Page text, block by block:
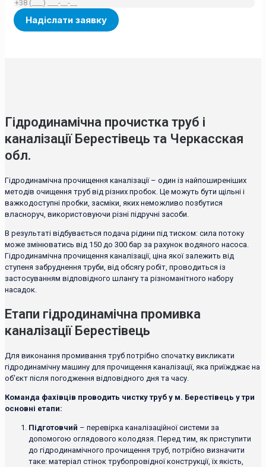
Гідродинамічна прочистка труб і
каналізації Берестівець та Черкасская
обл.
Гідродинамічна прочищення каналізації – один із найпоширеніших
методів очищення труб від різних пробок. Це можуть бути щільні і
важкодоступні пробки, засміки, яких неможливо позбутися
власноруч, використовуючи різні підручні засоби.
В результаті відбувається подача рідини під тиском: сила потоку
може змінюватись від 150 до 300 бар за рахунок водяного насоса.
Гідродинамічна прочищення каналізації, ціна якої залежить від
ступеня забруднення труби, від обсягу робіт, проводиться із
застосуванням відповідного шлангу та різноманітного набору
насадок.
Етапи гідродинамічна промивка
каналізації Берестівець
Для виконання промивання труб потрібно спочатку викликати
гідродинамічну машину для прочищення каналізації, яка приїжджає на
об'єкт після погодження відповідного дня та часу.
Команда фахівців проводить чистку труб у м. Берестівець у три
основні етапи:
Підготовчий – перевірка каналізаційної системи за
допомогою оглядового колодязя. Перед тим, як приступити
до гідродинамічного прочищення труб, потрібно визначити
таке: матеріал стінок трубопровідної конструкції, їх якість,